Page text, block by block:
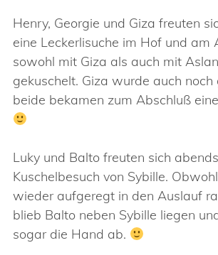
Henry, Georgie und Giza freuten
eine Leckerlisuche im Hof und am
sowohl mit Giza als auch mit
gekuschelt. Giza wurde auch
beide bekamen zum Abschluß
Luky und Balto freuten sich
Kuschelbesuch von Sybille.
wieder aufgeregt in den Auslauf
blieb Balto neben Sybille liegen
sogar die Hand ab.